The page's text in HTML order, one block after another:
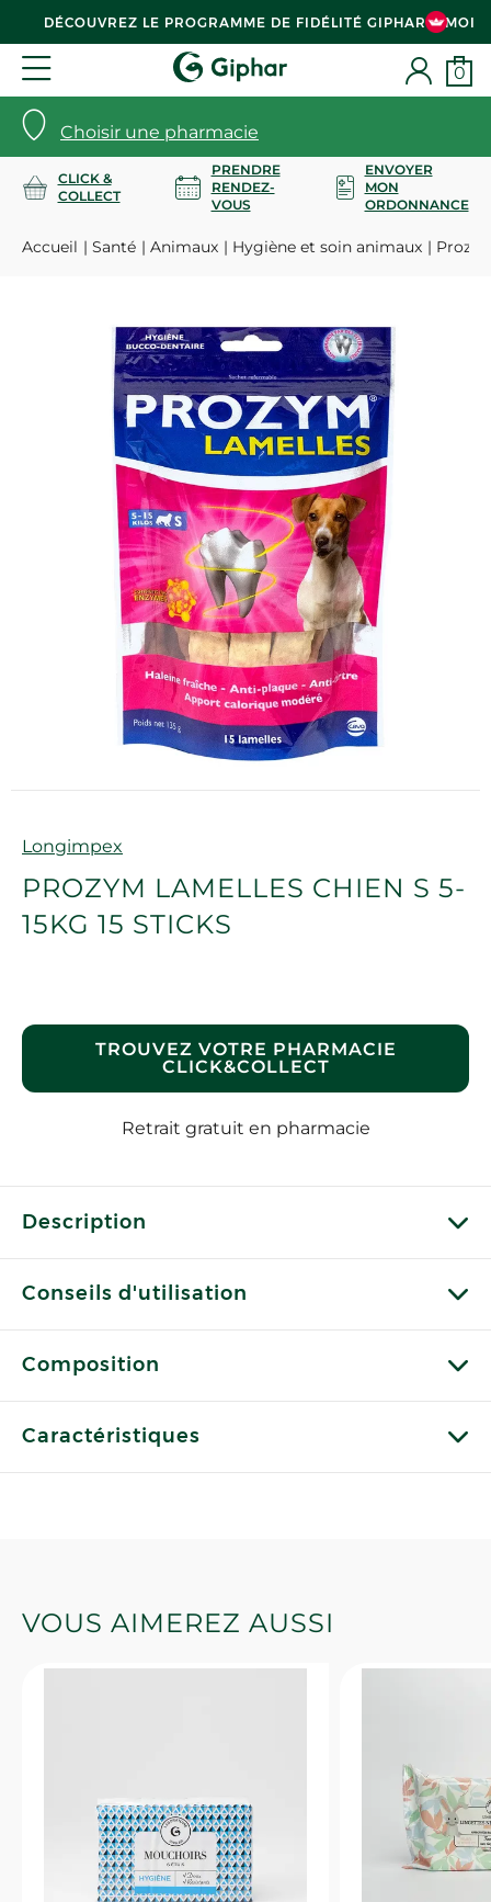
DÉCOUVREZ LE PROGRAMME DE FIDÉLITÉ GIPHAR & MOI
Choisir une pharmacie
0
CLICK &
COLLECT
PRENDRE
RENDEZ-
VOUS
ENVOYER
MON
ORDONNANCE
Accueil Santé Animaux Hygiène et soin animaux
Marque
Longimpex
PROZYM LAMELLES CHIEN S 5-
15KG 15 STICKS
TROUVEZ VOTRE PHARMACIE
CLICK&COLLECT
Retrait gratuit en pharmacie
Description
Conseils d'utilisation
Composition
Caractéristiques
VOUS AIMEREZ AUSSI